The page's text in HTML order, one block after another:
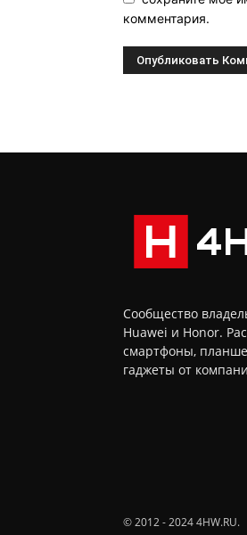
комментария.
Сообщество
Huawei и Honor.
смартфоны,
гаджеты от
© 2012 - 2024 4HW.RU.